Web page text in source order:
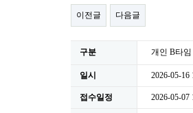
이전글 다음글
구분 개인 B타임
일시 2026-05-16
접수일정 2026-05-07